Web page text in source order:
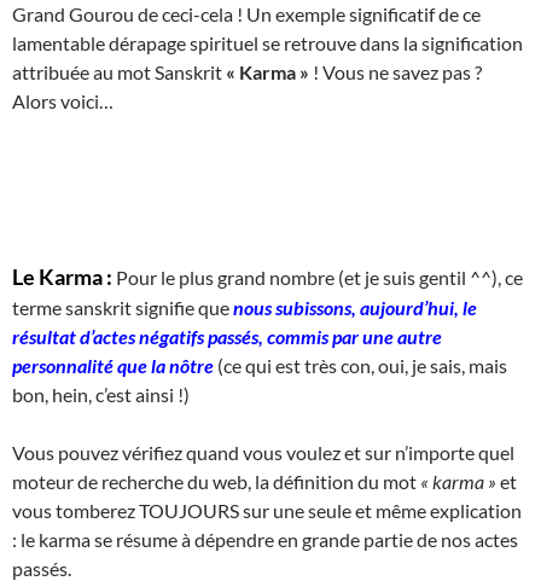
Grand Gourou de ceci-cela ! Un exemple significatif de ce
lamentable dérapage spirituel se retrouve dans la signification
attribuée au mot Sanskrit « Karma » ! Vous ne savez pas ?
Alors voici…
Le Karma : Pour le plus grand nombre (et je suis gentil ^^), ce
terme sanskrit signifie quenous subissons, aujourd’hui, le
résultat d’actes négatifs passés, commis par une autre
personnalité que la nôtre (ce qui est très con, oui, je sais, mais
bon, hein, c’est ainsi !)
Vous pouvez vérifiez quand vous voulez et sur n’importe quel
moteur de recherche du web, la définition du mot « karma » et
vous tomberez TOUJOURS sur une seule et même explication
: le karma se résume à dépendre en grande partie de nos actes
passés.